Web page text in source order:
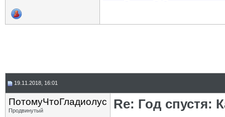
19.11.2018, 16:01
ПотомуЧтоГладиолус
Продвинутый Re: Год спустя: